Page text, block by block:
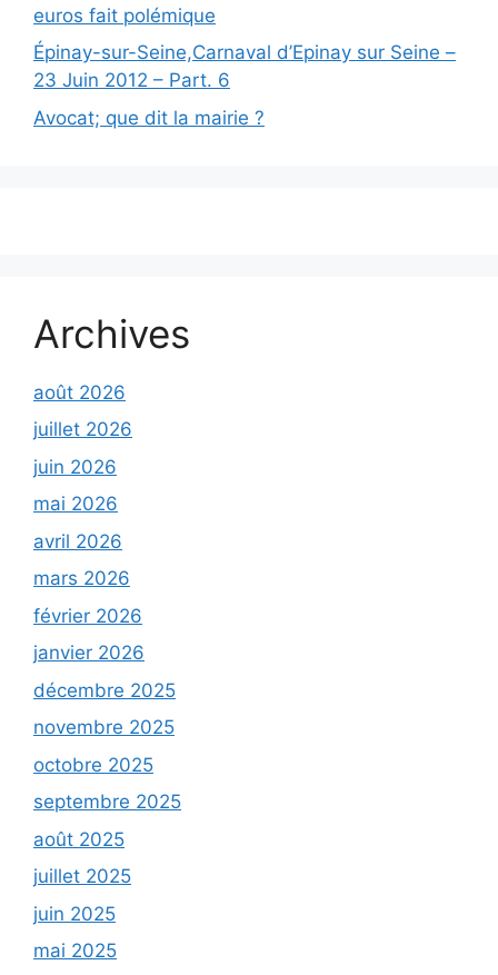
euros fait polémique
Épinay-sur-Seine,Carnaval d’Epinay sur Seine –
23 Juin 2012 – Part. 6
Avocat; que dit la mairie ?
Archives
août 2026
juillet 2026
juin 2026
mai 2026
avril 2026
mars 2026
février 2026
janvier 2026
décembre 2025
novembre 2025
octobre 2025
septembre 2025
août 2025
juillet 2025
juin 2025
mai 2025